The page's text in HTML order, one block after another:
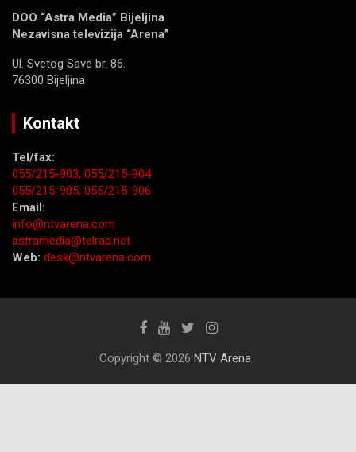
DOO “Astra Media” Bijeljina
Nezavisna televizija “Arena”
Ul. Svetog Save br. 86.
76300 Bijeljina
Kontakt
Tel/fax:
055/215-903; 055/215-904
055/215-905; 055/215-906
Email:
info@ntvarena.com
astramedia@telrad.net
Web: desk@ntvarena.com
Copyright © 2026 NTV Arena